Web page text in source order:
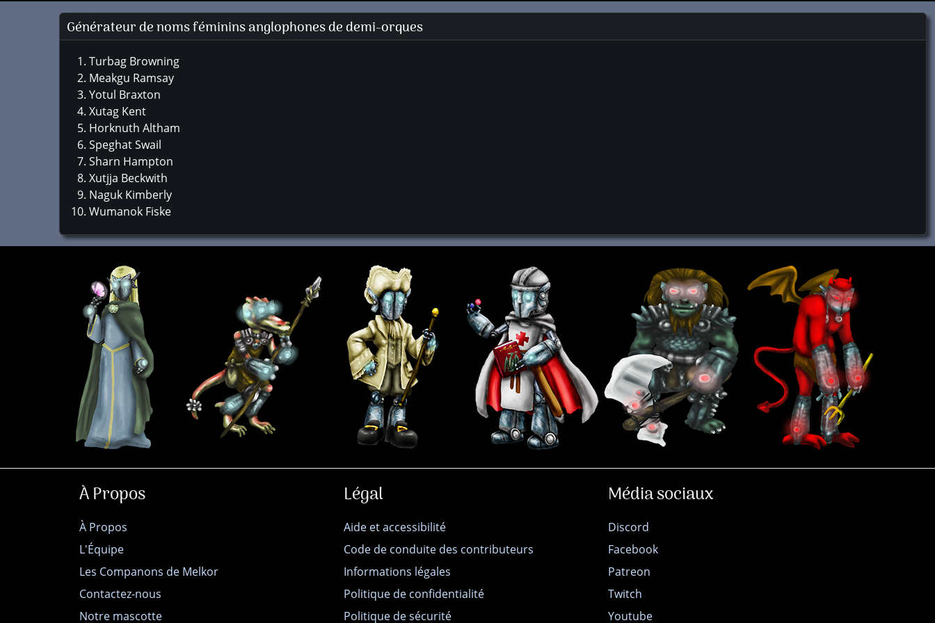
Générateur de noms féminins anglophones de demi-orques
Turbag Browning
Meakgu Ramsay
Yotul Braxton
Xutag Kent
Horknuth Altham
Speghat Swail
Sharn Hampton
Xutjja Beckwith
Naguk Kimberly
Wumanok Fiske
À Propos
À Propos
L'Équipe
Les Companons de Melkor
Contactez-nous
Notre mascotte
Légal
Aide et accessibilité
Code de conduite des contributeurs
Informations légales
Politique de confidentialité
Politique de sécurité
Média sociaux
Discord
Facebook
Patreon
Twitch
Youtube